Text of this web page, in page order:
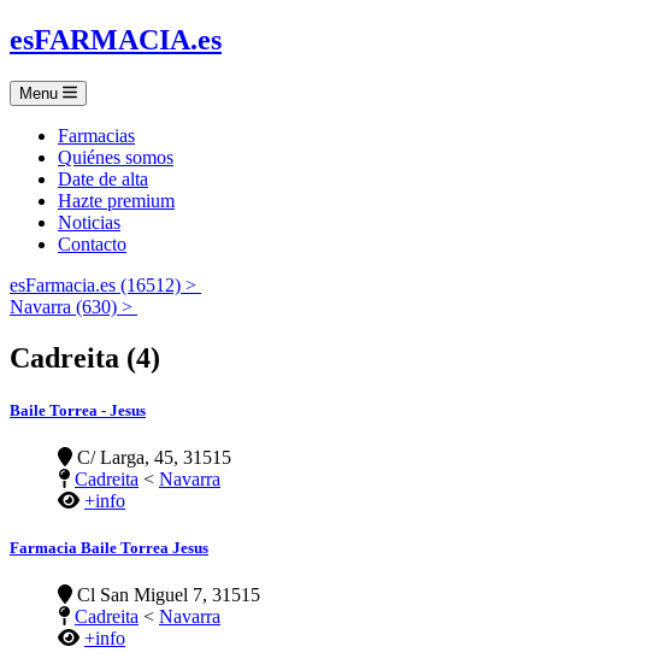
esFARMACIA.es
Menu
Farmacias
Quiénes somos
Date de alta
Hazte premium
Noticias
Contacto
esFarmacia.es (16512) >
Navarra (630) >
Cadreita (4)
Baile Torrea - Jesus
C/ Larga, 45, 31515
Cadreita < Navarra
+info
Farmacia Baile Torrea Jesus
Cl San Miguel 7, 31515
Cadreita < Navarra
+info